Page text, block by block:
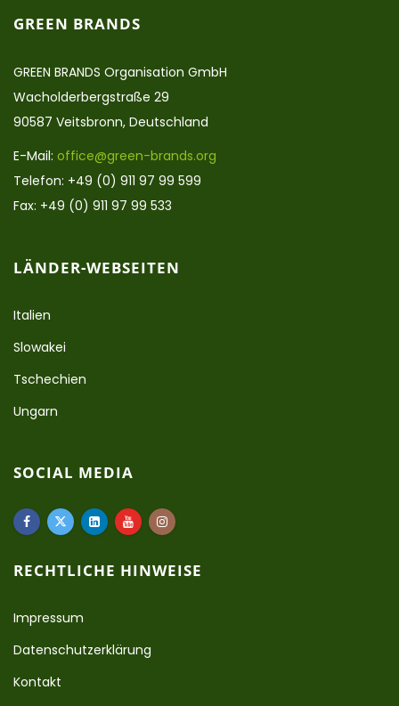
GREEN BRANDS
GREEN BRANDS Organisation GmbH
Wacholderbergstraße 29
90587 Veitsbronn, Deutschland
E-Mail: office@green-brands.org
Telefon: +49 (0) 911 97 99 599
Fax: +49 (0) 911 97 99 533
LÄNDER-WEBSEITEN
Italien
Slowakei
Tschechien
Ungarn
SOCIAL MEDIA
RECHTLICHE HINWEISE
Impressum
Datenschutzerklärung
Kontakt